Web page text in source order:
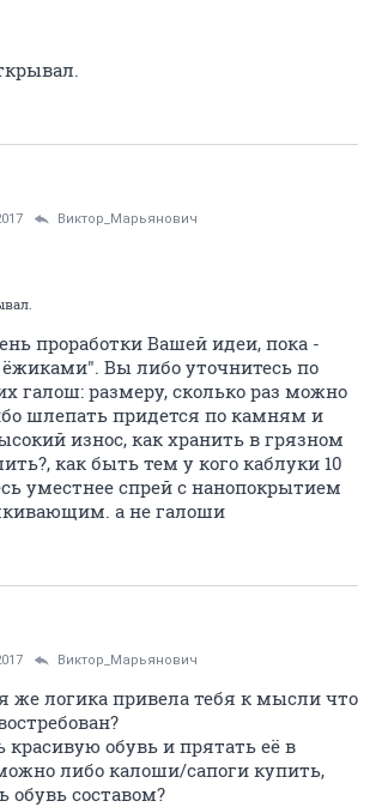
Виктор_Марьянович
проработки Вашей идеи, пока -
ёжиками". Вы либо уточнитесь по
галош: размеру, сколько раз можно
шлепать придется по камням и
износ, как хранить в грязном
как быть тем у кого каблуки 10
уместнее спрей с нанопокрытием
а не галоши
Виктор_Марьянович
же логика привела тебя к мысли что
красивую обувь и прятать её в
либо калоши/сапоги купить,
обувь составом?